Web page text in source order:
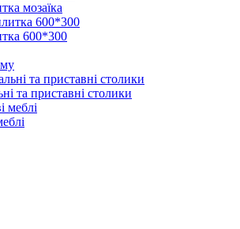
мозаїка
600*300
та приставні столики